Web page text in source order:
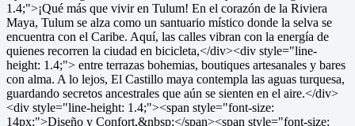
1.4;">¡Qué más que vivir en Tulum! En el corazón de la Riviera
Maya, Tulum se alza como un santuario místico donde la selva se
encuentra con el Caribe. Aquí, las calles vibran con la energía de
quienes recorren la ciudad en bicicleta,</div><div style="line-
height: 1.4;"> entre terrazas bohemias, boutiques artesanales y bares
con alma. A lo lejos, El Castillo maya contempla las aguas turquesa,
guardando secretos ancestrales que aún se sienten en el aire.</div>
<div style="line-height: 1.4;"><span style="font-size:
14px;">Diseño y Confort,&nbsp;</span><span style="font-size: